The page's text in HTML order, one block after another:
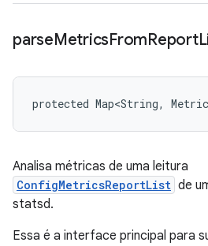
parseMetricsFromReport
protected Map<String,
Analisa métricas de uma leitura
ConfigMetricsReportList de
statsd.
Essa é a interface principal para